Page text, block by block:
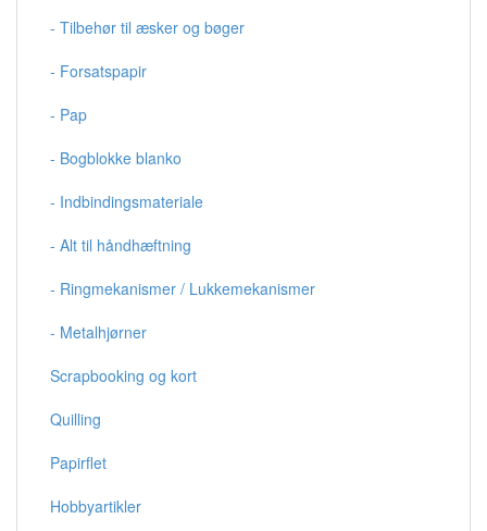
- Tilbehør til æsker og bøger
- Forsatspapir
- Pap
- Bogblokke blanko
- Indbindingsmateriale
- Alt til håndhæftning
- Ringmekanismer / Lukkemekanismer
- Metalhjørner
Scrapbooking og kort
Quilling
Papirflet
Hobbyartikler